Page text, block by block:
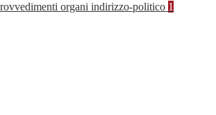
organi indirizzo-politico 1